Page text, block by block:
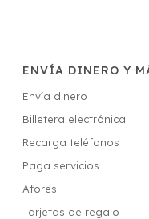
ENVÍA DINERO Y
Envía dinero
Billetera electrónica
Recarga teléfonos
Paga servicios
Afores
Tarjetas de regalo